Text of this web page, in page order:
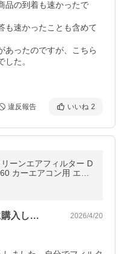
品の到着も速かったで
も速かったことも含めて
あったのですが、こちら
た。
違反報告 いいね 2
ーンエアフィルター D
カーエアコン用 エア
アコンフィルター
購入し… 2026/4/20